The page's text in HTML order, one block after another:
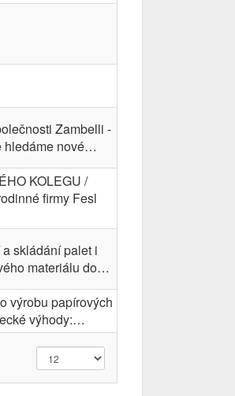
Zambelli -
hledáme nové…
KOLEGU /
firmy Fesl
skládání palet i
materiálu do…
výrobu papírových
výhody:…